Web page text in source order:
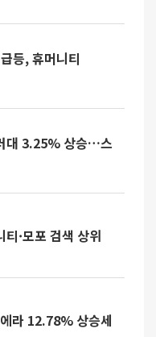
등, 휴머니티
대 3.25% 상승…스
·모포 검색 상위
라 12.78% 상승세